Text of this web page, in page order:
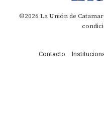
©2026 La Unión de
Contacto